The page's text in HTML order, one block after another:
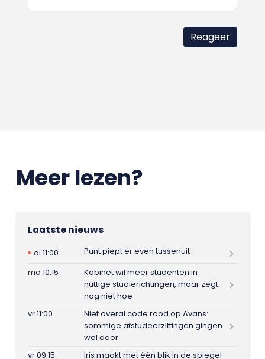
Meer lezen?
Laatste nieuws
di 11:00
Punt piept er even tussenuit
ma 10:15
Kabinet wil meer studenten in
nuttige studierichtingen, maar zegt
nog niet hoe
vr 11:00
Niet overal code rood op Avans:
sommige afstudeerzittingen gingen
wel door
vr 09:15
Iris maakt met één blik in de spiegel